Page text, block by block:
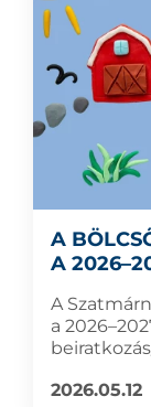
A
A
A
a
2026.05.12